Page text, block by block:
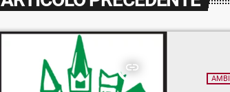
insert_link